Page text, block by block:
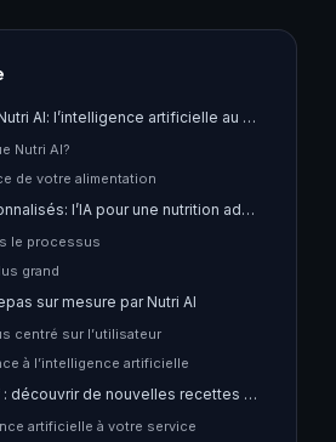
Introduction à Nutri AI: l’intelligence artificielle au service de la nutrition
Nutri AI?
de votre alimentation
Conseils personnalisés: l’IA pour une nutrition adaptée
le processus
grand
sur mesure par Nutri AI
centré sur l’utilisateur
à l’intelligence artificielle
Assistant Chef : découvrir de nouvelles recettes grâce à l’IA
artificielle à votre service